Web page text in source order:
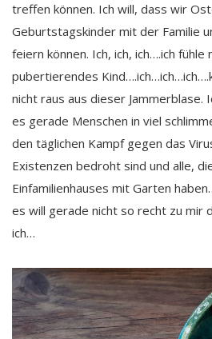
treffen können. Ich will, dass wir
Geburtstagskinder mit der Familie
feiern können. Ich, ich, ich….ich fühle
pubertierendes
nicht raus aus dieser Jammerblase.
es gerade Menschen in viel
den täglichen Kampf gegen das
Existenzen bedroht sind und alle,
Einfamilienhauses mit Garten
es will gerade nicht so recht zu mir
ich…